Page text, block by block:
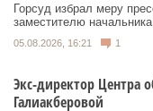
Горсуд избрал меру
заместителю начальника
05.08.2026, 16:21 1
Экс-директор Центра
Галиакберовой